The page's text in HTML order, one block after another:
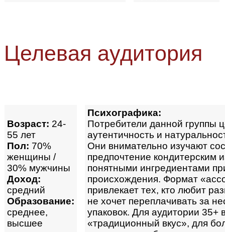
Целевая аудитория
Возраст: 24-
55 лет
Пол: 70%
женщины /
30% мужчины
Доход:
средний
Образование:
среднее,
высшее
Психографика:
Потребители данной группы
аутентичность и
Они внимательно изучают
предпочтение кондитерским
понятными ингредиентами
происхождения. Формат
привлекает тех, кто любит
не хочет переплачивать за
упаковок. Для аудитории
«традиционный вкус», для